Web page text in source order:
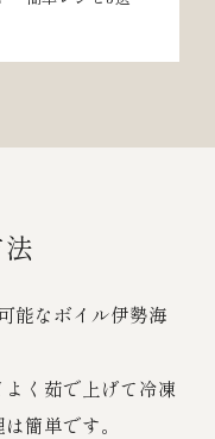
能なボイル伊勢海
く茹で上げて冷凍
簡単です。